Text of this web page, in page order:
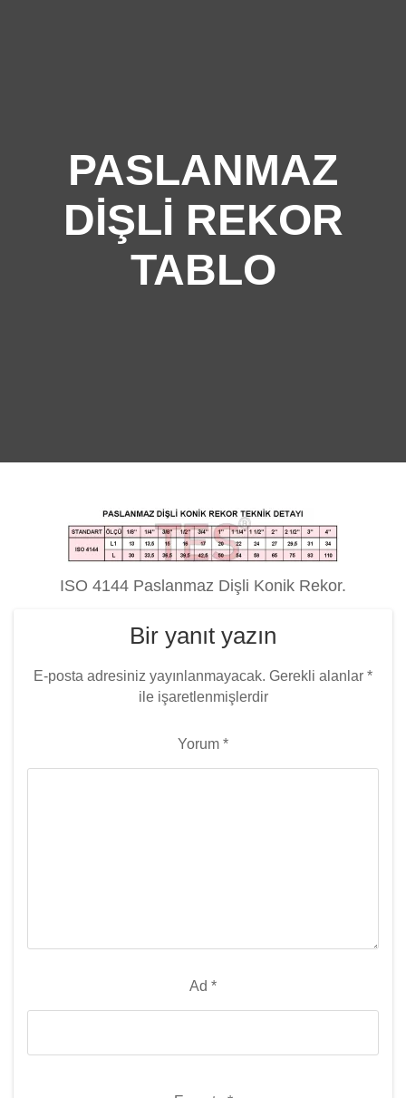
PASLANMAZ
DIŞLI REKOR
TABLO
ISO 4144 Paslanmaz Dişli Konik Rekor.
Bir yanıt yazın
E-posta adresiniz yayınlanmayacak. Gerekli alanlar *
ile işaretlenmişlerdir
Yorum *
Ad *